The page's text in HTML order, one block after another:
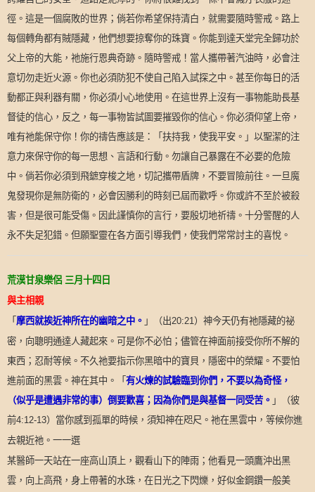
徑。這是一個腐敗的世界；倘若你希望保持清白，就需要隨時警戒。路上
每個轉角都有賊隱藏，他們想要掠奪你的珠寶。你能到達天堂完全歸功於
父上帝的大能，祂施行恩典奇跡。隨時警戒！當人攜帶著汽油時，必會注
意切勿走近火源。你也必須防犯不使自己陷入試探之中。甚至你每日的活
動都正與利器有關，你必須小心地使用。在這世界上沒有一事物能助長基
督徒的信心，反之，每一事物皆試圖要摧毀你的信心。你必須仰望上帝，
唯有祂能保守你！你的禱告應該是：「扶持我，使我平安。」以聖潔的注
意力來保守你的每一思想、言語和行動。勿讓自己暴露在不必要的危險
中。倘若你必須到飛鏣穿梭之地，切記攜帶盾牌，不要冒險前往。一旦魔
鬼發現你是無防衛的，必會因勝利的時刻已屆而歡呼。你或許不至於被殺
害，但是很可能受傷。因此謹慎你的言行，要殷切地祈禱。十分警醒的人
永不失足犯錯。但願聖靈在各方面引導我們，使我們常常討主的喜悅。
荒漠甘泉樂侶 三月十四日
與主相親
「摩西就挨近神所在的幽暗之中。 」（出20:21）神今天仍有祂隱藏的祕
密，向聰明通達人藏起來。可是你不必怕；儘管在神面前接受你所不解的
東西；忍耐等候。不久祂要指示你黑暗中的寶貝，隱密中的榮耀。不要怕
進前面的黑雲。神在其中。「有火煉的試驗臨到你們，不要以為奇怪，
（似乎是遭遇非常的事）倒要歡喜；因為你們是與基督一同受苦。 」（彼
前4:12-13）當你感到孤單的時候，須知神在咫尺。祂在黑雲中，等候你進
去親近祂。一一選
某醫師一天站在一座高山頂上，觀看山下的陣雨；他看見一頭鷹沖出黑
雲，向上高飛，身上帶著的水珠，在日光之下閃爍，好似金鋼鑽一般美